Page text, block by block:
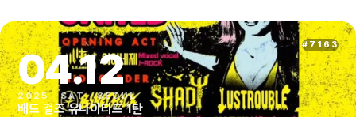
#7163
04.12
2025·SAT·SEOUL
배드 걸즈 유나이티드 1탄